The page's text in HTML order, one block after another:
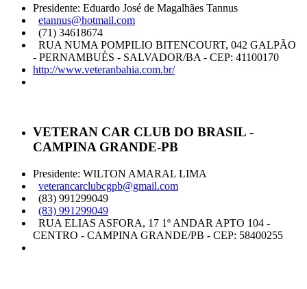
Presidente: Eduardo José de Magalhães Tannus
etannus@hotmail.com
(71) 34618674
RUA NUMA POMPILIO BITENCOURT, 042 GALPÃO
- PERNAMBUÉS - SALVADOR/BA - CEP: 41100170
http://www.veteranbahia.com.br/
VETERAN CAR CLUB DO BRASIL -
CAMPINA GRANDE-PB
Presidente: WILTON AMARAL LIMA
veterancarclubcgpb@gmail.com
(83) 991299049
(83) 991299049
RUA ELIAS ASFORA, 17 1º ANDAR APTO 104 -
CENTRO - CAMPINA GRANDE/PB - CEP: 58400255